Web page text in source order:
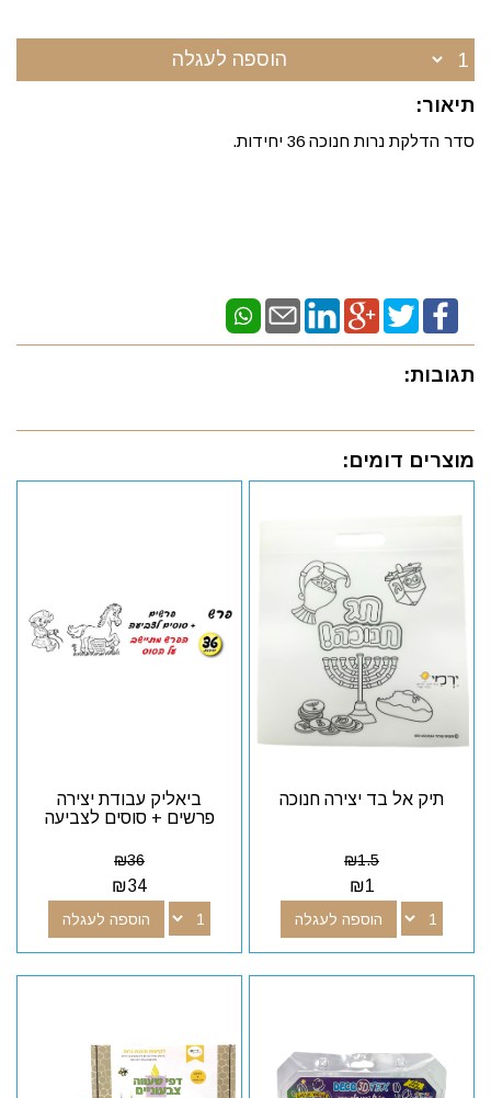
הוספה לעגלה
תיאור:
סדר הדלקת נרות חנוכה 36 יחידות.
תגובות:
מוצרים דומים:
תיק אל בד יצירה חנוכה
₪1.5
₪1
הוספה לעגלה
ביאליק עבודת יצירה
פרשים + סוסים לצביעה
₪36
₪34
הוספה לעגלה